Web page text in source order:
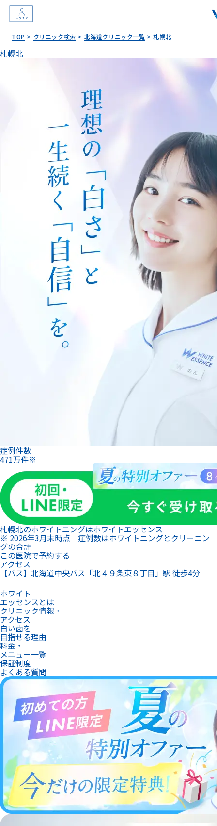
TOP クリニック検索 北海道クリニック一覧 札幌北
札幌北
症例件数
471万件※
札幌北のホワイトニングはホワイトエッセンス
※ 2026年3月末時点 症例数はホワイトニングとクリーニン
グの合計
この医院で予約する
アクセス
【バス】北海道中央バス「北４９条東８丁目」駅 徒歩4分
ホワイト
エッセンスとは
クリニック情報・
アクセス
白い歯を
目指せる理由
料金・
メニュー一覧
保証制度
よくある質問